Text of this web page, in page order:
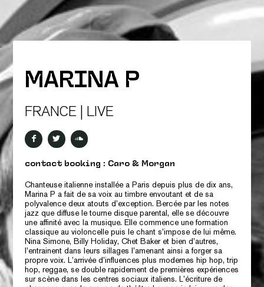
MARINA P
FRANCE | LIVE
contact booking : Caro & Morgan
Chanteuse italienne installée a Paris depuis plus de dix ans,
Marina P a fait de sa voix au timbre envoutant et de sa
polyvalence deux atouts d’exception. Bercée par les notes
jazz que diffuse le tourne disque parental, elle se découvre
une affinité avec la musique. Elle commence une formation
classique au violoncelle puis le chant s’impose de lui même.
Nina Simone, Billy Holiday, Chet Baker et bien d’autres,
l’entrainent dans leurs sillages l’amenant ainsi a forger sa
propre voix. L’arrivée d’influences plus modernes hip hop, trip
hop, reggae, se double rapidement de premières expériences
sur scène dans les centres sociaux italiens. L’écriture de